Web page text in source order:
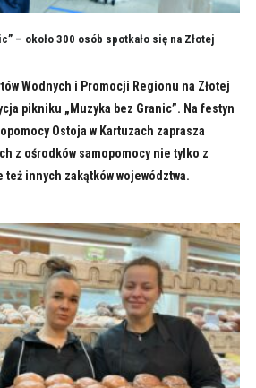
– około 300 osób spotkało się na Złotej
Wodnych i Promocji Regionu na Złotej
pikniku „Muzyka bez Granic”. Na festyn
Ostoja w Kartuzach zaprasza
z ośrodków samopomocy nie tylko z
innych zakątków województwa.